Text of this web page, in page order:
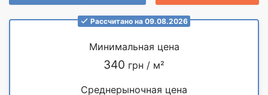
Рассчитано на 09.08.2026
Минимальная цена
340 грн / м²
Среднерыночная цена